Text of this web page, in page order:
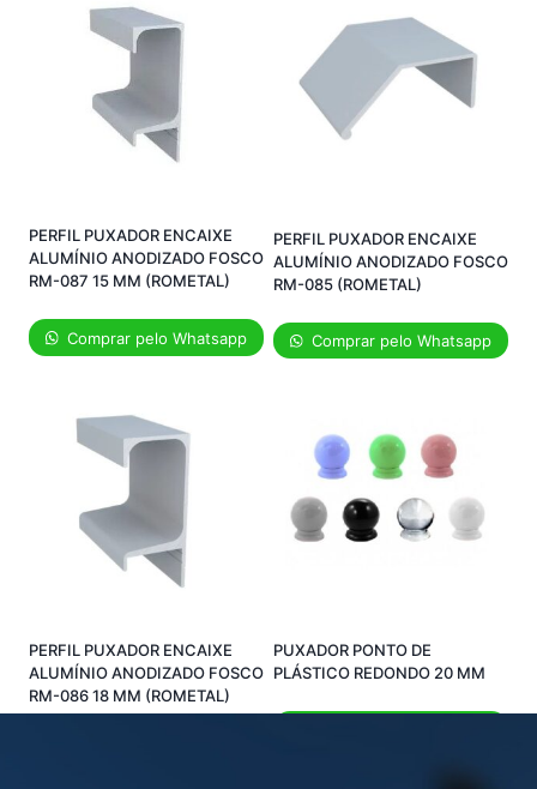
PERFIL PUXADOR ENCAIXE
ALUMÍNIO ANODIZADO FOSCO
RM-087 15 MM (ROMETAL)
Comprar pelo Whatsapp
PERFIL PUXADOR ENCAIXE
ALUMÍNIO ANODIZADO FOSCO
RM-085 (ROMETAL)
Comprar pelo Whatsapp
PERFIL PUXADOR ENCAIXE
ALUMÍNIO ANODIZADO FOSCO
RM-086 18 MM (ROMETAL)
PUXADOR PONTO DE
PLÁSTICO REDONDO 20 MM